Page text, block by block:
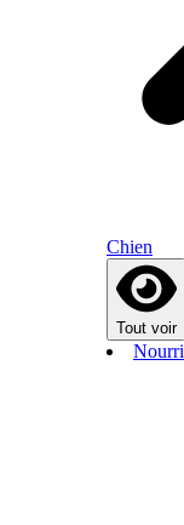
Chien
Tout voir